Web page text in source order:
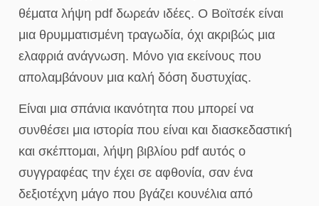
θέματα λήψη pdf δωρεάν ιδέες. Ο Βοϊτσέκ είναι
μια θρυμματισμένη τραγωδία, όχι ακριβώς μια
ελαφριά ανάγνωση. Μόνο για εκείνους που
απολαμβάνουν μια καλή δόση δυστυχίας.
Είναι μια σπάνια ικανότητα που μπορεί να
συνθέσει μια ιστορία που είναι και διασκεδαστική
και σκέπτομαι, λήψη βιβλίου pdf αυτός ο
συγγραφέας την έχει σε αφθονία, σαν ένα
δεξιοτέχνη μάγο που βγάζει κουνέλια από